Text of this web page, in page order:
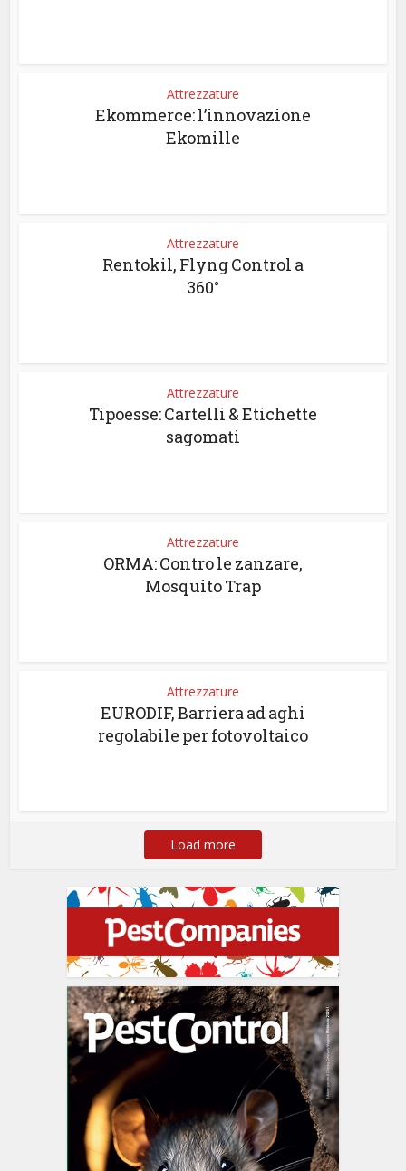
Attrezzature
Ekommerce: l’innovazione
Ekomille
Attrezzature
Rentokil, Flyng Control a
360°
Attrezzature
Tipoesse: Cartelli & Etichette
sagomati
Attrezzature
ORMA: Contro le zanzare,
Mosquito Trap
Attrezzature
EURODIF, Barriera ad aghi
regolabile per fotovoltaico
Load more